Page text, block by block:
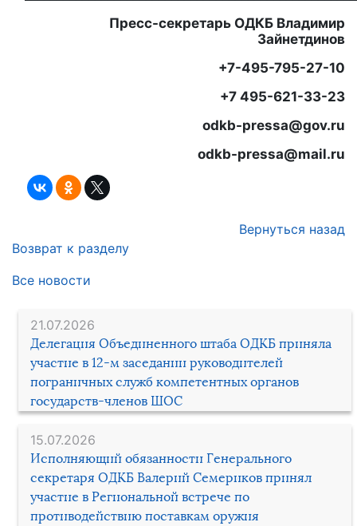
21.07.2026
Делегация Объединенного штаба ОДКБ приняла
участие в 12-м заседании руководителей
пограничных служб компетентных органов
государств-членов ШОС
15.07.2026
Исполняющий обязанности Генерального
секретаря ОДКБ Валерий Семериков принял
участие в Региональной встрече по
противодействию поставкам оружия
Пресс-секретарь ОДКБ Владимир
Зайнетдинов
+7-495-795-27-10
+7 495-621-33-23
odkb-pressa@gov.ru
odkb-pressa@mail.ru
Вернуться назад
Возврат к разделу
Все новости